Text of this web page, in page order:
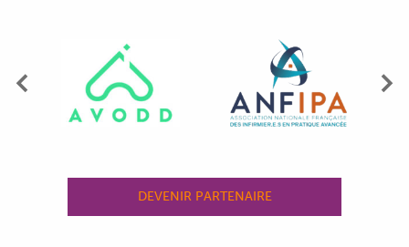
Précédent
DEVENIR PARTENAIRE